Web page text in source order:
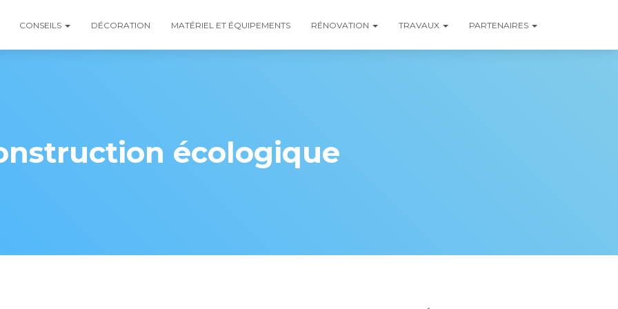
CONSEILS DÉCORATION MATÉRIEL ET ÉQUIPEMENTS RÉNOVATION TRAVAUX PARTENAIRES
écologique